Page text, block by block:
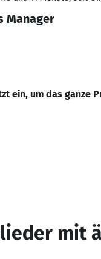
Manager
ein, um das ganze
mit